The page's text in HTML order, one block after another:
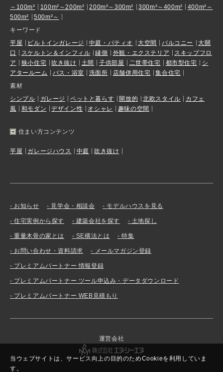
当ウェブサイトは、サービス向上の目的のためCookieを利用していま
す。
～100m²
100m²～200m² 200m²～300m² 300m²～400m²
400m²～
500m²
500m²～
キーワード
平屋
ビルトインガレージ 中庭・パティオ 大空間 バルコニー
大開
口
スケルトン＆インフィル 縁側 外観・エクステリア
スキップフロ
ア
狭小住宅 吹き抜け 土間 子供部屋 二世帯住宅 都市型住宅
シ
アタールーム
バス・浴室 洗面所 店舗併用住宅
集合住宅
素材
シンプル
ガレージ ペットと暮らす 開放的 北欧スタイル
カフェ
風
和モダン デザイン性 オシャレ 趣味の空間
住まい方コンテンツ
平屋 ガレージハウス 中庭 吹き抜け
お知らせ 見学会・相談会 モデルハウスを見る
住宅実例から探す 建築会社を探す 土地探し
重量木骨の家とは SE構法とは 特集
お問い合わせ・資料請求 メールマガジン登録
プレミアムパートナー 情報登録
プレミアムパートナー ツール申込み・データダウンロード
プレミアムパートナー WEB見積もり
運営会社